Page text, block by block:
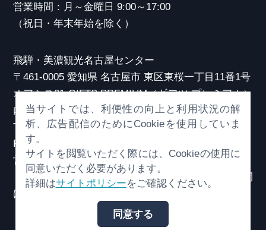
営業時間：月～金曜日 9:00～17:00
（祝日・年末年始を除く）
飛騨・美濃観光名古屋センター
〒461-0005 愛知県 名古屋市 東区東桜一丁目11番1号
オアシス21 GIFTS PREMIUM（ギフツ プレミアム）
内
TEL：052-253-6185
FAX：052-253-6186
営業時間：10:00～21:00
（原則、元日を除き年中無休）※観光相談対応時間
は18:30まで
© （一社）岐阜県観光連盟 All Rights Reserved.
当サイトでは、利便性の向上と利用状況の解
析、広告配信のためにCookieを使用していま
す。
サイトを閲覧いただく際には、Cookieの使用に
同意いただく必要があります。
詳細はサイトポリシーをご確認ください。
同意する